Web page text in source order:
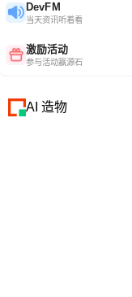
DevFM
当天资讯听着看
激励活动
参与活动赢源石
AI 造物